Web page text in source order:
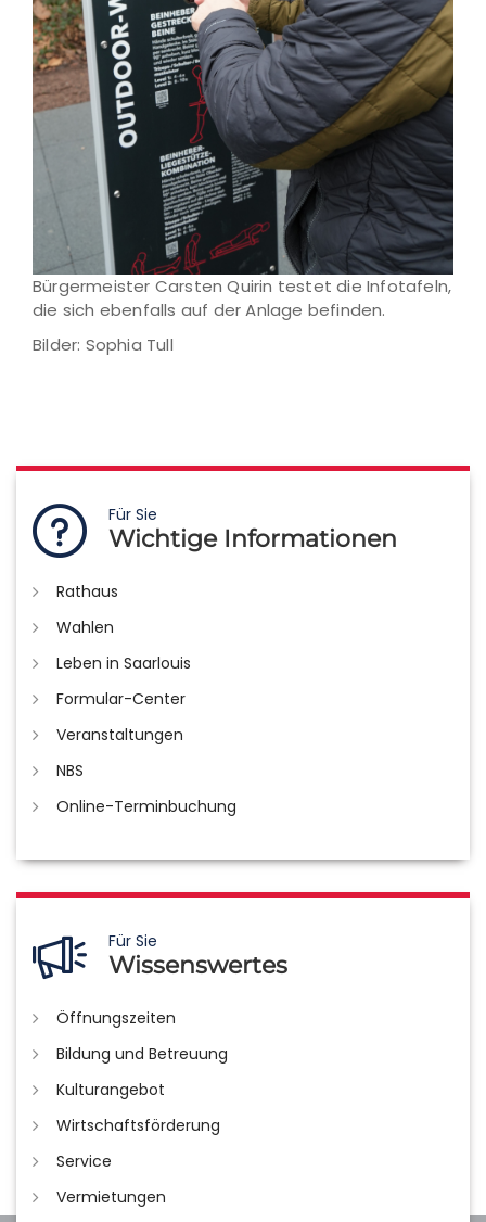
Bürgermeister Carsten Quirin testet die Infotafeln,
die sich ebenfalls auf der Anlage befinden.
Bilder: Sophia Tull
Für Sie
Wichtige Informationen
Rathaus
Wahlen
Leben in Saarlouis
Formular-Center
Veranstaltungen
NBS
Online-Terminbuchung
Für Sie
Wissenswertes
Öffnungszeiten
Bildung und Betreuung
Kulturangebot
Wirtschaftsförderung
Service
Vermietungen